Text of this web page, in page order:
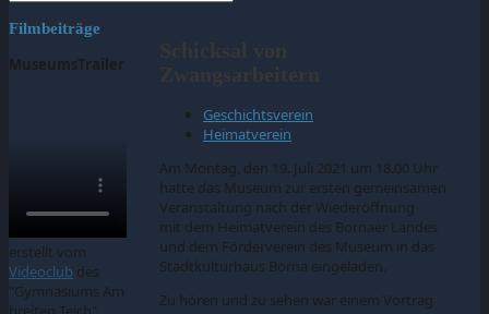
Filmbeiträge
MuseumsTrailer
erstellt vom
Videoclub des
"Gymnasiums Am
Geschichtsverein
Heimatverein
Am Montag, den 19. Juli 2021 um 18.00 Uhr
hatte das Museum zur ersten gemeinsamen
Veranstaltung nach der Wiederöffnung
mit dem Heimatverein des Bornaer Landes
und dem Förderverein des Museum in das
Stadtkulturhaus Borna eingeladen.
Zu hören und zu sehen war einem Vortrag